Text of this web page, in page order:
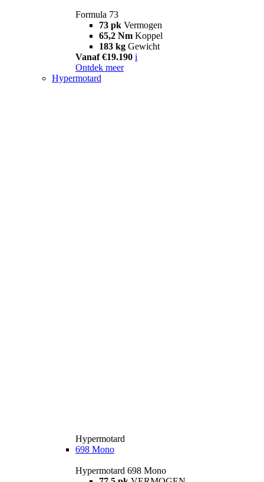
Formula 73
73 pk Vermogen
65,2 Nm Koppel
183 kg Gewicht
Vanaf €19.190 i
Ontdek meer
Hypermotard
Hypermotard
698 Mono
Hypermotard 698 Mono